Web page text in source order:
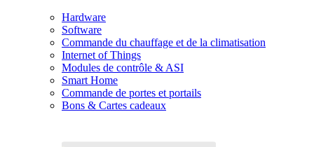
Hardware
Software
Commande du chauffage et de la climatisation
Internet of Things
Modules de contrôle & ASI
Smart Home
Commande de portes et portails
Bons & Cartes cadeaux